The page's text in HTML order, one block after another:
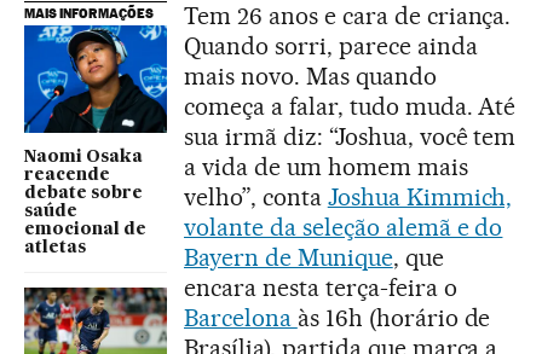
MAIS INFORMAÇÕES
Naomi Osaka
reacende
debate sobre
saúde
emocional de
atletas
Tem 26 anos e cara de criança.
Quando sorri, parece ainda
mais novo. Mas quando
começa a falar, tudo muda. Até
sua irmã diz: “Joshua, você tem
a vida de um homem mais
velho”, conta Joshua Kimmich,
volante da seleção alemã e do
Bayern de Munique, que
encara nesta terça-feira o
Barcelona às 16h (horário de
Brasília), partida que marca a